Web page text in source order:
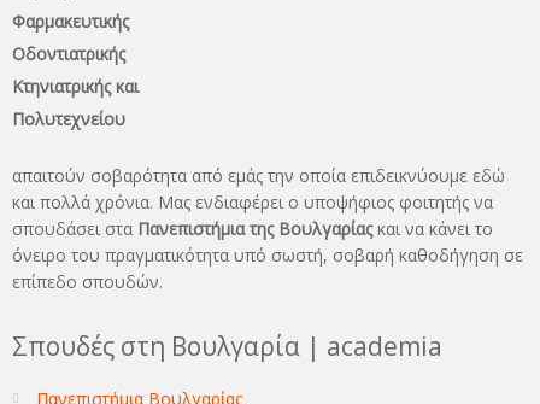
Φαρμακευτικής
Οδοντιατρικής
Κτηνιατρικής και
Πολυτεχνείου
απαιτούν σοβαρότητα από εμάς την οποία επιδεικνύουμε εδώ
και πολλά χρόνια. Μας ενδιαφέρει ο υποψήφιος φοιτητής να
σπουδάσει στα Πανεπιστήμια της Βουλγαρίαςκαι να κάνει το
όνειρo του πραγματικότητα υπό σωστή, σοβαρή καθοδήγηση σε
επίπεδο σπουδών.
Σπουδές στη Βουλγαρία | academia
Πανεπιστήμια Βουλγαρίας